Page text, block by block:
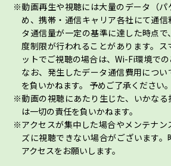
動画再生や視聴には大量のデータ（
め、携帯・通信キャリア各社にて通
タ通信量が一定の基準に達した時点
度制限が行われることがあります。
ットでご視聴の場合は、Wi-Fi環境での
なお、発生したデータ通信費用につ
を負いかねます。 予めご了承ください。
動画の視聴にあたり生じた、いかな
は一切の責任を負いかねます。
アクセスが集中した場合やメンテナ
ズに視聴できない場合がございます
アクセスをお願いします。